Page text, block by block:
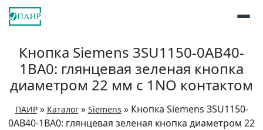
Кнопка Siemens 3SU1150-0AB40-
1BA0: глянцевая зеленая кнопка
диаметром 22 мм с 1NO контактом
ПАИР» Каталог» Siemens » Кнопка Siemens 3SU1150-
0AB40-1BA0: глянцевая зеленая кнопка диаметром 22